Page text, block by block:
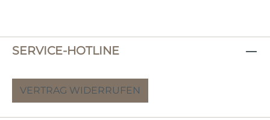
SERVICE-HOTLINE
VERTRAG WIDERRUFEN